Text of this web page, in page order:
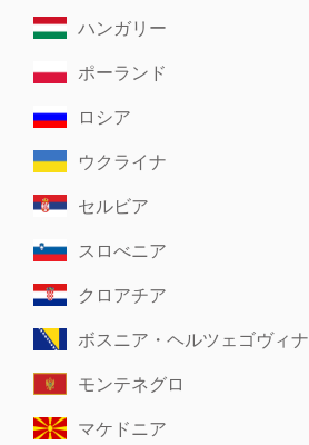
ハンガリー
ポーランド
ロシア
ウクライナ
セルビア
スロべニア
クロアチア
ボスニア・ヘルツェゴヴィナ
モンテネグロ
マケドニア